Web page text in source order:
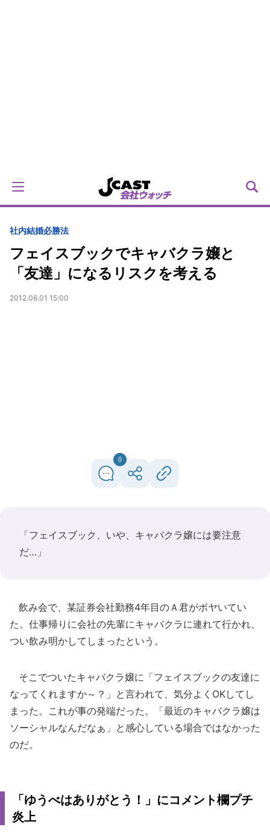
社内結婚必勝法
フェイスブックでキャバクラ嬢と
「友達」になるリスクを考える
2012.06.01 15:00
0
「フェイスブック、いや、キャバクラ嬢には要注意
だ…」
飲み会で、某証券会社勤務4年目のＡ君がボヤいてい
た。仕事帰りに会社の先輩にキャバクラに連れて行かれ、
つい飲み明かしてしまったという。
そこでついたキャバクラ嬢に「フェイスブックの友達に
なってくれますか～？」と言われて、気分よくOKしてし
まった。これが事の発端だった。「最近のキャバクラ嬢は
ソーシャルなんだなぁ」と感心している場合ではなかった
のだ。
「ゆうべはありがとう！」にコメント欄プチ
炎上